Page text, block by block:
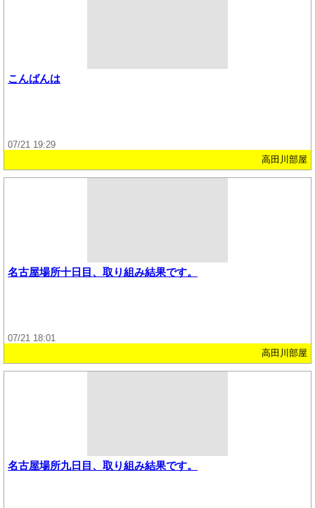
こんばんは
07/21 19:29
高田川部屋
名古屋場所十日目、取り組み結果です。
07/21 18:01
高田川部屋
名古屋場所九日目、取り組み結果です。